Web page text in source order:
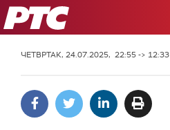
РТС
ЧЕТВРТАК, 24.07.2025, 22:55 -> 12:33